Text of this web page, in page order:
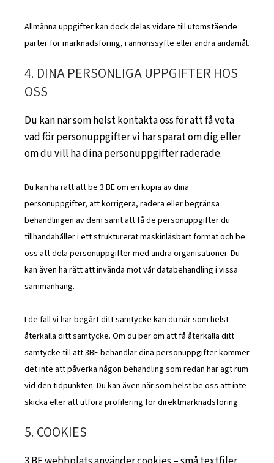
Allmänna uppgifter kan dock delas vidare till utomstående
parter för marknadsföring, i annonssyfte eller andra ändamål.
4. DINA PERSONLIGA UPPGIFTER HOS
OSS
Du kan när som helst kontakta oss för att få veta
vad för personuppgifter vi har sparat om dig eller
om du vill ha dina personuppgifter raderade.
Du kan ha rätt att be 3 BE om en kopia av dina
personuppgifter, att korrigera, radera eller begränsa
behandlingen av dem samt att få de personuppgifter du
tillhandahåller i ett strukturerat maskinläsbart format och be
oss att dela personuppgifter med andra organisationer. Du
kan även ha rätt att invända mot vår databehandling i vissa
sammanhang.
I de fall vi har begärt ditt samtycke kan du när som helst
återkalla ditt samtycke. Om du ber om att få återkalla ditt
samtycke till att 3BE behandlar dina personuppgifter kommer
det inte att påverka någon behandling som redan har ägt rum
vid den tidpunkten. Du kan även när som helst be oss att inte
skicka eller att utföra profilering för direktmarknadsföring.
5. COOKIES